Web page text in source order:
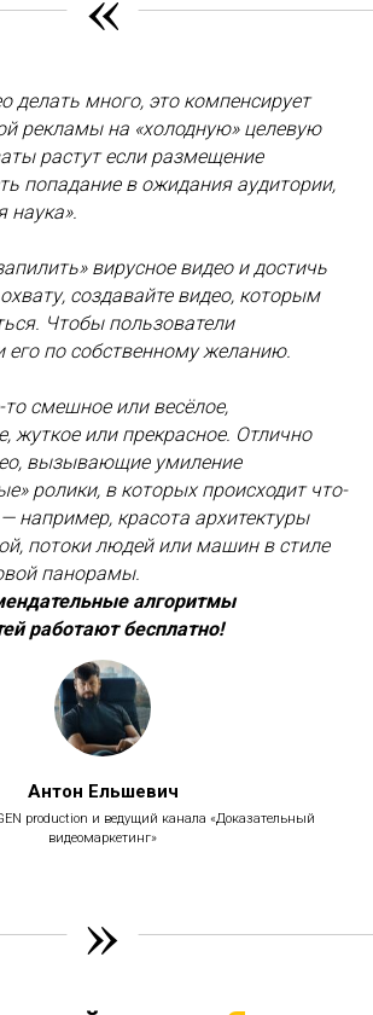
делать много, это компенсирует
рекламы на «холодную» целевую
растут если размещение
попадание в ожидания аудитории,
наука».
вирусное видео и достичь
создавайте видео, которым
Чтобы пользователи
его по собственному желанию.
смешное или весёлое,
жуткое или прекрасное. Отлично
вызывающие умиление
ролики, в которых происходит что-
например, красота архитектуры
потоки людей или машин в стиле
панорамы.
алгоритмы
работают бесплатно!
Антон Ельшевич
production и ведущий канала «Доказательный
видеомаркетинг»
»